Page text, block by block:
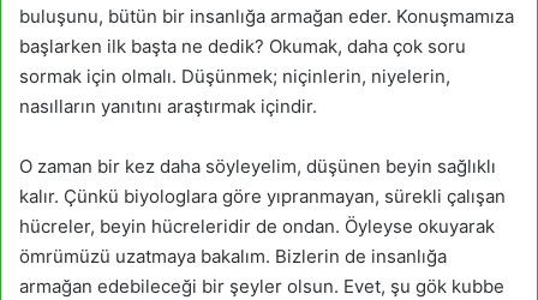
buluşunu, bütün bir insanlığa armağan eder. Konuşmamıza
başlarken ilk başta ne dedik? Okumak, daha çok soru
sormak için olmalı. Düşünmek; niçinlerin, niyelerin,
nasılların yanıtını araştırmak içindir.
O zaman bir kez daha söyleyelim, düşünen beyin sağlıklı
kalır. Çünkü biyologlara göre yıpranmayan, sürekli çalışan
hücreler, beyin hücreleridir de ondan. Öyleyse okuyarak
ömrümüzü uzatmaya bakalım. Bizlerin de insanlığa
armağan edebileceği bir şeyler olsun. Evet, şu gök kubbe